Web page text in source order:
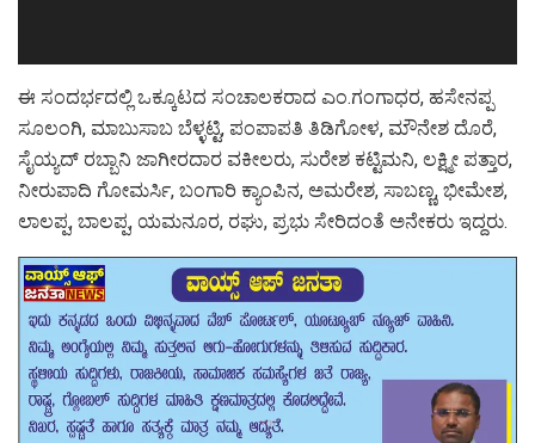
ಈ ಸಂದರ್ಭದಲ್ಲಿ ಒಕ್ಕೂಟದ ಸಂಚಾಲಕರಾದ ಎಂ.ಗಂಗಾಧರ, ಹಸೇನಪ್ಪ
ಸೂಲಂಗಿ, ಮಾಬುಸಾಬ ಬೆಳ್ಳಟ್ಟಿ, ಪಂಪಾಪತಿ ತಿಡಿಗೋಳ, ಮೌನೇಶ ದೊರೆ,
ಸೈಯ್ಯದ್ ರಬ್ಬಾನಿ ಜಾಗೀರದಾರ ವಕೀಲರು, ಸುರೇಶ ಕಟ್ಟಿಮನಿ, ಲಕ್ಷ್ಮೀ ಪತ್ತಾರ,
ನೀರುಪಾದಿ ಗೋಮರ್ಸಿ, ಬಂಗಾರಿ ಕ್ಯಾಂಪಿನ, ಅಮರೇಶ, ಸಾಬಣ್ಣ, ಭೀಮೇಶ,
ಲಾಲಪ್ಪ, ಬಾಲಪ್ಪ, ಯಮನೂರ, ರಘು, ಪ್ರಭು ಸೇರಿದಂತೆ ಅನೇಕರು ಇದ್ದರು.